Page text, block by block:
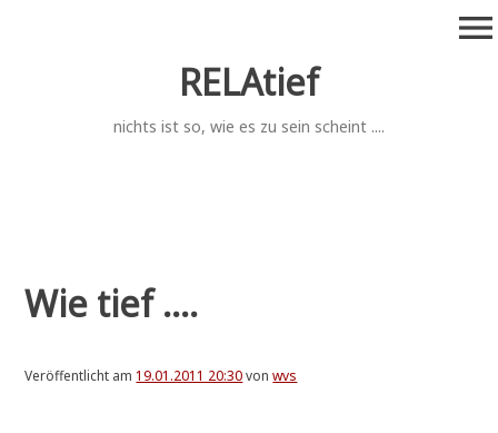
RELAtief
nichts ist so, wie es zu sein scheint ....
menu
Wie tief ....
Veröffentlicht am 19.01.2011 20:30vonwvs